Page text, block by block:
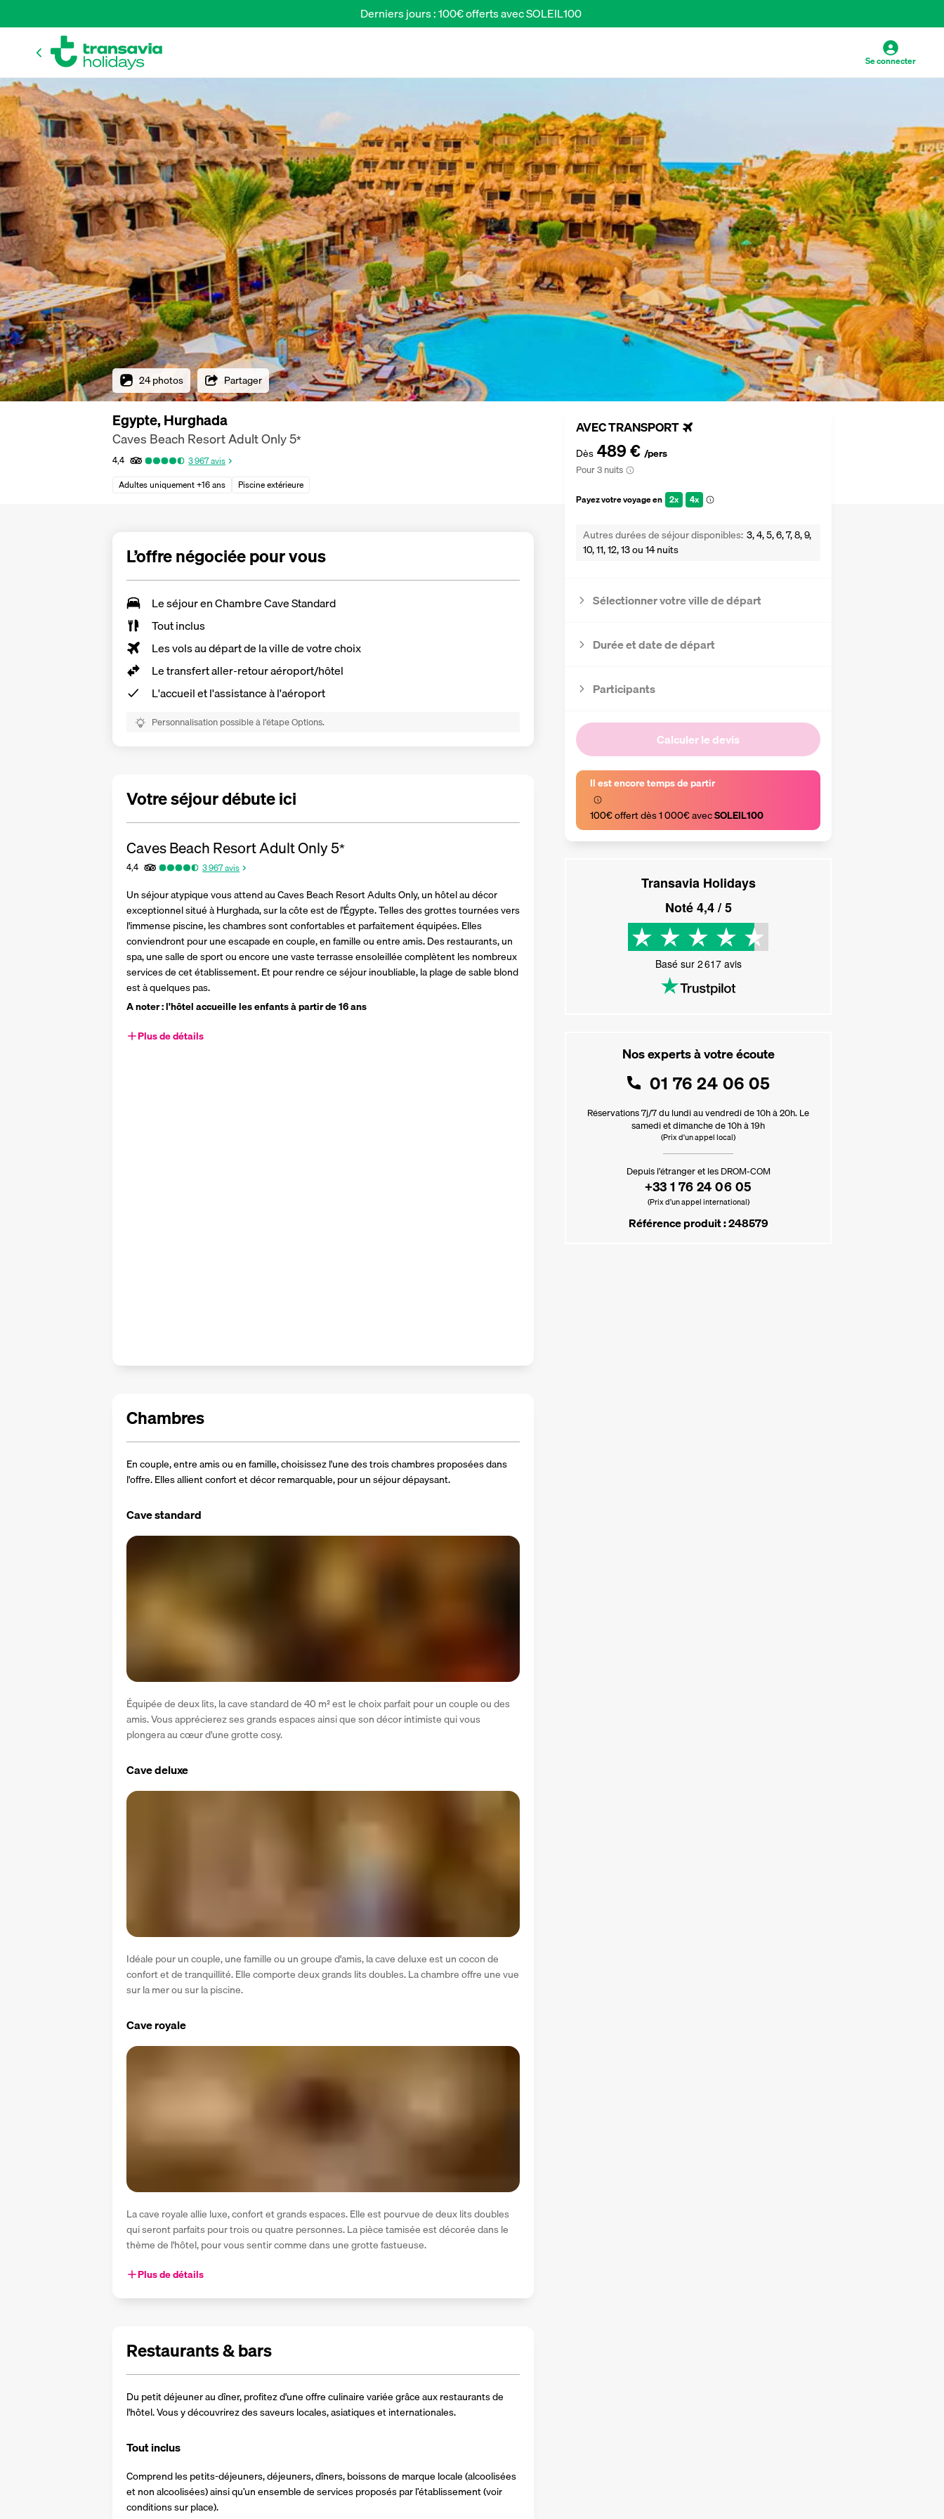
Derniers jours : 100€ offerts avec SOLEIL100
Se connecter
24 photos Partager
Egypte, Hurghada
Caves Beach Resort Adult Only5*
4,4 3 967avis
Adultes uniquement +16 ans
Piscine extérieure
AVEC TRANSPORT
Dès 489 € /pers
Pour 3 nuits
Payez votre voyage en 2x 4x
Autres durées de séjour disponibles 3, 4, 5, 6, 7, 8, 9,
10, 11, 12, 13 ou 14 nuits
Sélectionner votre ville de départ
Durée et date de départ
Participants
Calculer le devis
Il est encore temps de partir
100€ offert dès 1 000€ avec SOLEIL100
Transavia Holidays
Noté4,4/ 5
Basé sur 2 617avis
Nos experts à votre écoute
01 76 24 06 05
Réservations 7j/7 du lundi au vendredi de 10h à 20h. Le
samedi et dimanche de 10h à 19h
(Prix d'un appel local)
Depuis l’étranger et les DROM-COM
+33 1 76 24 06 05
(Prix d’un appel international)
Référence produit : 248579
L’offre négociée pour vous
Le séjour enChambre Cave Standard
Tout inclus
Les vols au départ de la ville de votre choix
Letransfert aller-retour aéroport/hôtel
L'accueil et l'assistance à l'aéroport
Personnalisation possible à l’étape Options.
Votre séjour débute ici
Caves Beach Resort Adult Only5*
4,4 3 967avis
Un séjour atypique vous attend au Caves Beach Resort Adults Only, un hôtel au décor
exceptionnel situé à Hurghada, sur la côte est de l'Égypte. Telles des grottes tournées vers
l'immense piscine, les chambres sont confortables et parfaitement équipées. Elles
conviendront pour une escapade en couple, en famille ou entre amis. Des restaurants, un
spa, une salle de sport ou encore une vaste terrasse ensoleillée complètent les nombreux
services de cet établissement. Et pour rendre ce séjour inoubliable, la plage de sable blond
est à quelques pas.
A noter : l'hôtel accueille les enfants à partir de 16 ans
Plus de détails
Chambres
En couple, entre amis ou en famille, choisissez l'une des trois chambres proposées dans
l'offre. Elles allient confort et décor remarquable, pour un séjour dépaysant.
Cave standard
Équipée de deux lits, la cave standard de 40 m² est le choix parfait pour un couple ou des
amis. Vous apprécierez ses grands espaces ainsi que son décor intimiste qui vous
plongera au cœur d'une grotte cosy.
Cave deluxe
Idéale pour un couple, une famille ou un groupe d'amis, la cave deluxe est un cocon de
confort et de tranquillité. Elle comporte deux grands lits doubles. La chambre offre une vue
sur la mer ou sur la piscine.
Cave royale
La cave royale allie luxe, confort et grands espaces. Elle est pourvue de deux lits doubles
qui seront parfaits pour trois ou quatre personnes. La pièce tamisée est décorée dans le
thème de l'hôtel, pour vous sentir comme dans une grotte fastueuse.
Plus de détails
Restaurants & bars
Du petit déjeuner au dîner, profitez d'une offre culinaire variée grâce aux restaurants de
l'hôtel. Vous y découvrirez des saveurs locales, asiatiques et internationales.
Tout inclus
Comprend les petits-déjeuners, déjeuners, dîners, boissons de marque locale (alcoolisées
et non alcoolisées) ainsi qu’un ensemble de services proposés par l’établissement (voir
conditions sur place).